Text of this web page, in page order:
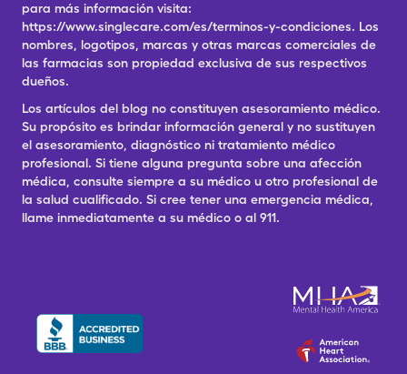
para más información visita:
https://www.singlecare.com/es/terminos-y-condiciones. Los
nombres, logotipos, marcas y otras marcas comerciales de
las farmacias son propiedad exclusiva de sus respectivos
dueños.
Los artículos del blog no constituyen asesoramiento médico.
Su propósito es brindar información general y no sustituyen
el asesoramiento, diagnóstico ni tratamiento médico
profesional. Si tiene alguna pregunta sobre una afección
médica, consulte siempre a su médico u otro profesional de
la salud cualificado. Si cree tener una emergencia médica,
llame inmediatamente a su médico o al 911.